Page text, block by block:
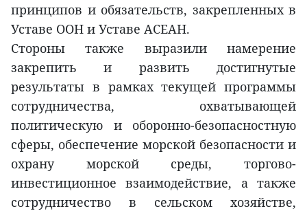
принципов и обязательств, закрепленных в
Уставе ООН и Уставе АСЕАН.
Стороны также выразили намерение
закрепить и развить достигнутые
результаты в рамках текущей программы
сотрудничества, охватывающей
политическую и оборонно-безопасностную
сферы, обеспечение морской безопасности и
охрану морской среды, торгово-
инвестиционное взаимодействие, а также
сотрудничество в сельском хозяйстве,